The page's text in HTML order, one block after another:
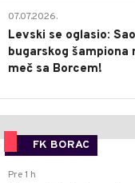
07.07.2026.
Levski se oglasio:
bugarskog šampiona
meč sa Borcem!
FK BORAC
Pre 1 h